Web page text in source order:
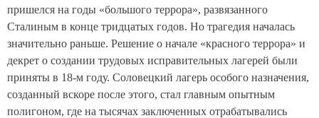
пришелся на годы «большого террора», развязанного
Сталиным в конце тридцатых годов. Но трагедия началась
значительно раньше. Решение о начале «красного террора» и
декрет о создании трудовых исправительных лагерей были
приняты в 18-м году. Соловецкий лагерь особого назначения,
созданный вскоре после этого, стал главным опытным
полигоном, где на тысячах заключенных отрабатывались